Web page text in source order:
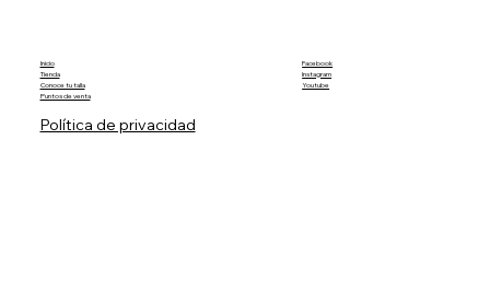
Inicio
Tienda
Conoce tu talla
Puntos de venta
Política de privacidad
Facebook
Instagram
Youtube